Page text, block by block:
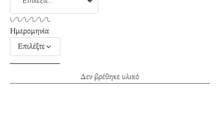
Δεν βρέθηκε υλικό
Ημερομηνία
Επιλέξτε